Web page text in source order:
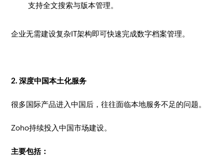
支持全文搜索与版本管理。
企业无需建设复杂IT架构即可快速完成数字档案管理。
2. 深度中国本土化服务
很多国际产品进入中国后，往往面临本地服务不足的问题。
Zoho持续投入中国市场建设。
主要包括：